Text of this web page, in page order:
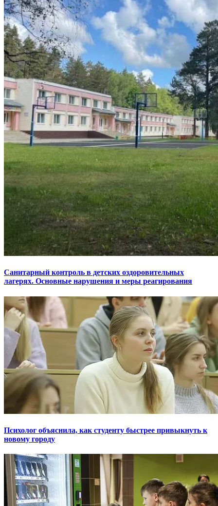
Санитарный контроль в детских оздоровительных
лагерях. Основные нарушения и меры реагирования
Психолог объяснила, как студенту быстрее привыкнуть к
новому городу